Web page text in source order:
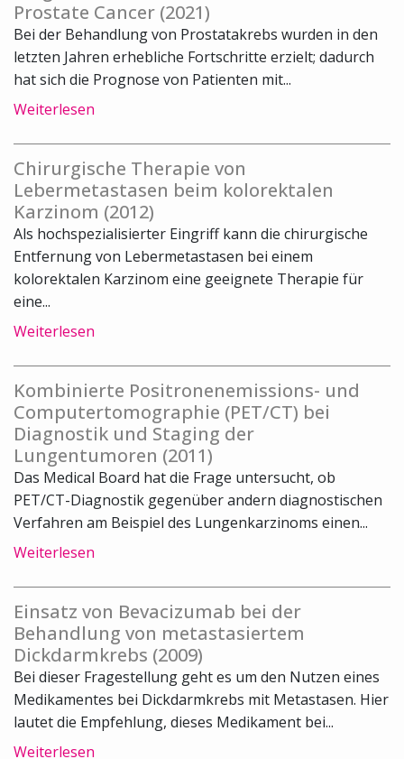
Prostate Cancer (2021)
Bei der Behandlung von Prostatakrebs wurden in den
letzten Jahren erhebliche Fortschritte erzielt; dadurch
hat sich die Prognose von Patienten mit...
Weiterlesen
Chirurgische Therapie von
Lebermetastasen beim kolorektalen
Karzinom (2012)
Als hochspezialisierter Eingriff kann die chirurgische
Entfernung von Lebermetastasen bei einem
kolorektalen Karzinom eine geeignete Therapie für
eine...
Weiterlesen
Kombinierte Positronenemissions- und
Computertomographie (PET/CT) bei
Diagnostik und Staging der
Lungentumoren (2011)
Das Medical Board hat die Frage untersucht, ob
PET/CT-Diagnostik gegenüber andern diagnostischen
Verfahren am Beispiel des Lungenkarzinoms einen...
Weiterlesen
Einsatz von Bevacizumab bei der
Behandlung von metastasiertem
Dickdarmkrebs (2009)
Bei dieser Fragestellung geht es um den Nutzen eines
Medikamentes bei Dickdarmkrebs mit Metastasen. Hier
lautet die Empfehlung, dieses Medikament bei...
Weiterlesen